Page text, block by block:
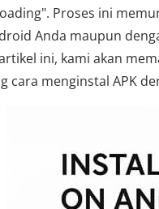
Proses ini
Anda maupun
ini, kami akan
cara menginstal APK